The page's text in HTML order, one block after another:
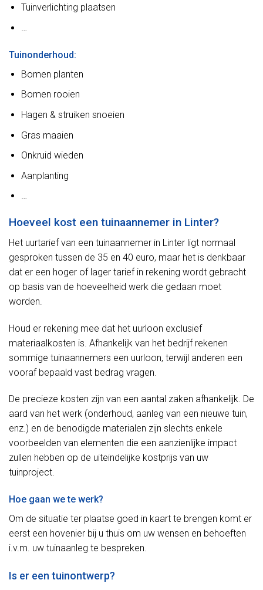
Tuinverlichting plaatsen
…
Tuinonderhoud:
Bomen planten
Bomen rooien
Hagen & struiken snoeien
Gras maaien
Onkruid wieden
Aanplanting
…
Hoeveel kost een tuinaannemer in Linter?
Het uurtarief van een tuinaannemer in Linter ligt normaal
gesproken tussen de 35 en 40 euro, maar het is denkbaar
dat er een hoger of lager tarief in rekening wordt gebracht
op basis van de hoeveelheid werk die gedaan moet
worden.
Houd er rekening mee dat het uurloon exclusief
materiaalkosten is. Afhankelijk van het bedrijf rekenen
sommige tuinaannemers een uurloon, terwijl anderen een
vooraf bepaald vast bedrag vragen.
De precieze kosten zijn van een aantal zaken afhankelijk. De
aard van het werk (onderhoud, aanleg van een nieuwe tuin,
enz.) en de benodigde materialen zijn slechts enkele
voorbeelden van elementen die een aanzienlijke impact
zullen hebben op de uiteindelijke kostprijs van uw
tuinproject.
Hoe gaan we te werk?
Om de situatie ter plaatse goed in kaart te brengen komt er
eerst een hovenier bij u thuis om uw wensen en behoeften
i.v.m. uw tuinaanleg te bespreken.
Is er een tuinontwerp?